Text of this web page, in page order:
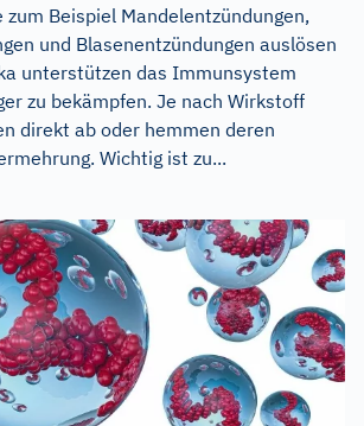
zum Beispiel Mandelentzündungen,
und Blasenentzündungen auslösen
unterstützen das Immunsystem
zu bekämpfen. Je nach Wirkstoff
direkt ab oder hemmen deren
Wichtig ist zu...